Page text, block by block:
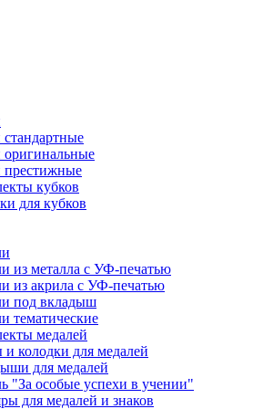
оригинальные
престижные
кубков
для кубков
из металла с УФ-печатью
из акрила с УФ-печатью
под вкладыш
тематические
медалей
колодки для медалей
для медалей
"За особые успехи в учении"
для медалей и знаков